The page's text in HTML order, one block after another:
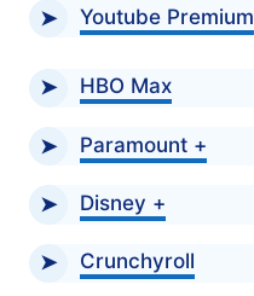
Youtube Premium
HBO Max
Paramount +
Disney +
Crunchyroll